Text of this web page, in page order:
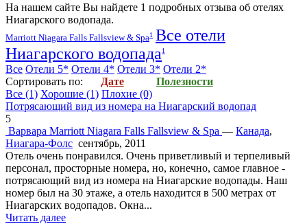
На нашем сайте Вы найдете 1 подробных отзыва об отелях
Ниагарского водопада.
Marriott Niagara Falls Fallsview & Spa1 Все отели
Ниагарского водопада 1
Все Отели 5* Отели 4* Отели 3* Отели 2*
Cортировать по:
Дате
Полезности
Все (1) Хорошие (1) Плохие (0)
Потрясающий вид из номера на Ниагарский водопад
5
Варвара Marriott Niagara Falls Fallsview & Spa — Канада,
Ниагара-Фолс сентябрь, 2011
Отель очень понравился. Очень приветливый и терпеливый
персонал, просторные номера, но, конечно, самое главное -
потрясающий вид из номера на Ниагарские водопады. Наш
номер был на 30 этаже, а отель находится в 500 метрах от
Ниагарских водопадов. Окна...
Читать далее